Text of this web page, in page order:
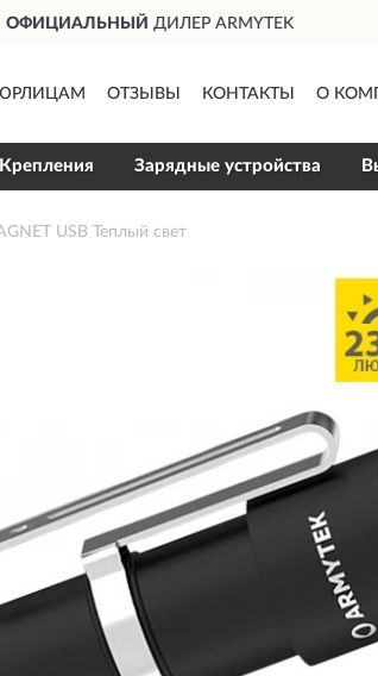
ДОСТАВИМ
ОТЗЫВЫ КОНТАКТЫ О
Крепления Зарядные устройства
USB Теплый свет